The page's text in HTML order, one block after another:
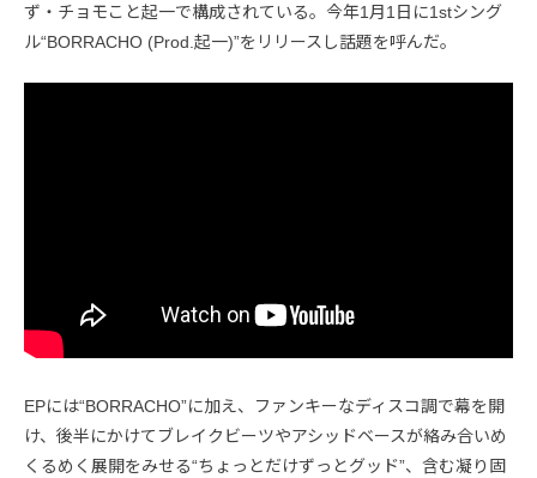
ず・チョモこと起一で構成されている。今年1月1日に1stシング
ル“BORRACHO (Prod.起一)”をリリースし話題を呼んだ。
EPには“BORRACHO”に加え、ファンキーなディスコ調で幕を開
け、後半にかけてブレイクビーツやアシッドベースが絡み合いめ
くるめく展開をみせる“ちょっとだけずっとグッド”、含む凝り固